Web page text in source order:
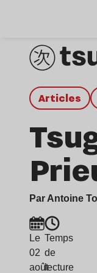
Articles
Par Antoine
Le
02
août
Temps
de
lecture